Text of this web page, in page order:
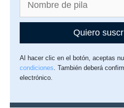
Quiero
Al hacer clic en el botón, aceptas
condiciones . También deberá
electrónico.